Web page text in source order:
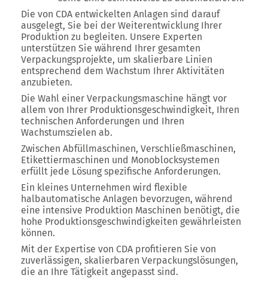
Die von CDA entwickelten Anlagen sind darauf
ausgelegt, Sie bei der Weiterentwicklung Ihrer
Produktion zu begleiten. Unsere Experten
unterstützen Sie während Ihrer gesamten
Verpackungsprojekte, um skalierbare Linien
entsprechend dem Wachstum Ihrer Aktivitäten
anzubieten.
Die Wahl einer Verpackungsmaschine hängt vor
allem von Ihrer Produktionsgeschwindigkeit, Ihren
technischen Anforderungen und Ihren
Wachstumszielen ab.
Zwischen Abfüllmaschinen, Verschließmaschinen,
Etikettiermaschinen und Monoblocksystemen
erfüllt jede Lösung spezifische Anforderungen.
Ein kleines Unternehmen wird flexible
halbautomatische Anlagen bevorzugen, während
eine intensive Produktion Maschinen benötigt, die
hohe Produktionsgeschwindigkeiten gewährleisten
können.
Mit der Expertise von CDA profitieren Sie von
zuverlässigen, skalierbaren Verpackungslösungen,
die an Ihre Tätigkeit angepasst sind.